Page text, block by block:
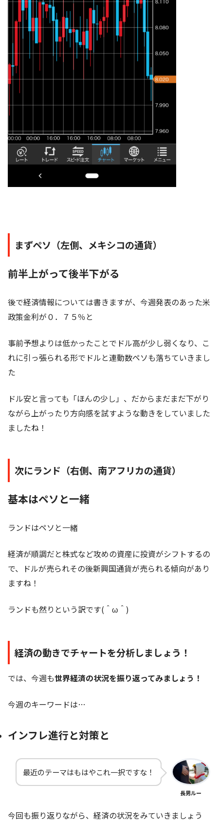
まずペソ（左側、メキシコの通貨）
前半上がって後半下がる
後で経済情報については書きますが、今週発表のあった米
政策金利が０．７５％と
事前予想よりは低かったことでドル高が少し弱くなり、こ
れに引っ張られる形でドルと連動数ペソも落ちていきまし
た
ドル安と言っても「ほんの少し」、だからまだまだ下がり
ながら上がったり方向感を試すような動きをしていました
ましたね！
次にランド（右側、南アフリカの通貨）
基本はペソと一緒
ランドはペソと一緒
経済が順調だと株式など攻めの資産に投資がシフトするの
で、ドルが売られその後新興国通貨が売られる傾向があり
ますね！
ランドも然りという訳です(＾ω＾)
経済の動きでチャートを分析しましょう！
では、今週も世界経済の状況を振り返ってみましょう！
今週のキーワードは…
インフレ進行と対策と
最近のテーマはもはやこれ一択ですな！
長男ルー
今回も振り返りながら、経済の状況をみていきましょう